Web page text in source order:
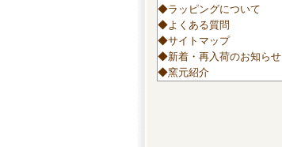
◆ラッピングについて
◆よくある質問
◆サイトマップ
◆新着・再入荷のお知らせ
◆窯元紹介